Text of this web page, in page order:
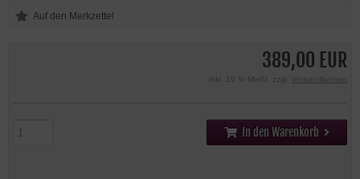
389,00 EUR
inkl. 19 % MwSt. zzgl. Versandkosten
In den Warenkorb